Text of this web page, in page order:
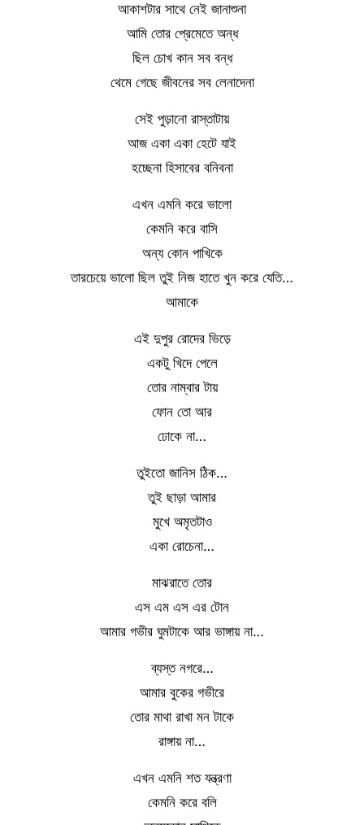
আকাশটার সাথে নেই জানাশুনা
আমি তোর প্রেমেতে অন্ধ
ছিল চোখ কান সব বন্ধ
থেমে গেছে জীবনের সব লেনাদেনা
সেই পুড়ানো রাস্তাটায়
আজ একা একা হেটে যাই
হচ্ছেনা হিসাবের বনিবনা
এখন এমনি করে ভালো
কেমনি করে বাসি
অন্য কোন পাখিকে
তারচেয়ে ভালো ছিল তুই নিজ হাতে খুন করে যেতি…
আমাকে
এই দুপুর রোদের ভিড়ে
একটু খিদে পেলে
তোর নাম্বার টায়
ফোন তো আর
ঢোকে না…
তুইতো জানিস ঠিক…
তুই ছাড়া আমার
মুখে অমৃতটাও
একা রোচেনা…
মাঝরাতে তোর
এস এম এস এর টোন
আমার গভীর ঘুমটাকে আর ভাঙ্গায় না…
ব্যস্ত নগরে…
আমার বুকের গভীরে
তোর মাথা রাখা মন টাকে
রাঙ্গায় না…
এখন এমনি শত যন্ত্রণা
কেমনি করে বলি